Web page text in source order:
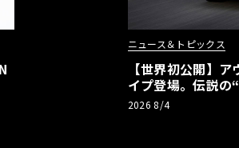
ニュース＆トピックス
【世界初公開】
イプ登場。伝説の
リーBEVとして復
2026 8/4